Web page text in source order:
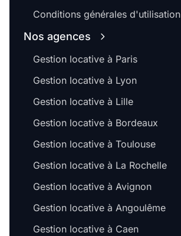
Conditions générales d'utilisation
Nos agences
Gestion locative à Paris
Gestion locative à Lyon
Gestion locative à Lille
Gestion locative à Bordeaux
Gestion locative à Toulouse
Gestion locative à La Rochelle
Gestion locative à Avignon
Gestion locative à Angoulême
Gestion locative à Caen